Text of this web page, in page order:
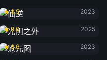
8.5
2023
光阴之外
9.0
2025
沧元图
8.6
2023
遮天